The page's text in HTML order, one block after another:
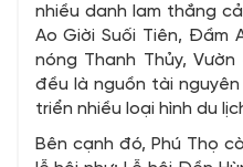
nhiều danh lam thắng
Ao Giời Suối Tiên, Đầm
nóng Thanh Thủy,
đều là nguồn tài
triển nhiều loại hình du
Bên cạnh đó, Phú Thọ